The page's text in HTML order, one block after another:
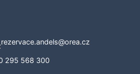
rezervace.andels@orea.cz
295 568 300